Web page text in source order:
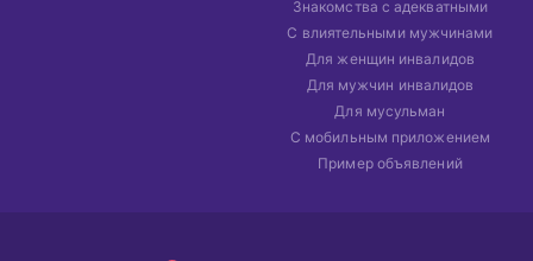
Знакомства с адекватными
С влиятельными мужчинами
Для женщин инвалидов
Для мужчин инвалидов
Для мусульман
С мобильным приложением
Пример объявлений